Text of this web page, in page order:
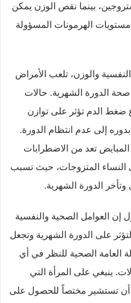
بينما نقص الوزن يمكن
الهرمونات المسؤولة
والوزن، تلعب الأمراض
صحة الدورة الشهرية. حالات
ضغط الدم تؤثر على توازن
إلى عدم انتظام الدورة.
تعد من الاضطرابات
النساء المتزوجات، حيث تسبب
الدورة الشهرية.
إن العوامل الصحية والنفسية
على الدورة الشهرية وتجعل
العامة الصحية للنظر في أي
ينبغي على المرأة التي
أن تستشير مختصاً للحصول على